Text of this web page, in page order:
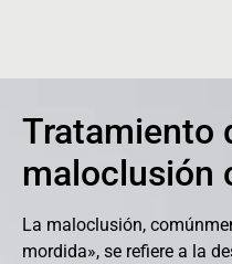
Tratamiento
maloclusión
La maloclusión,
mordida», se refiere a la